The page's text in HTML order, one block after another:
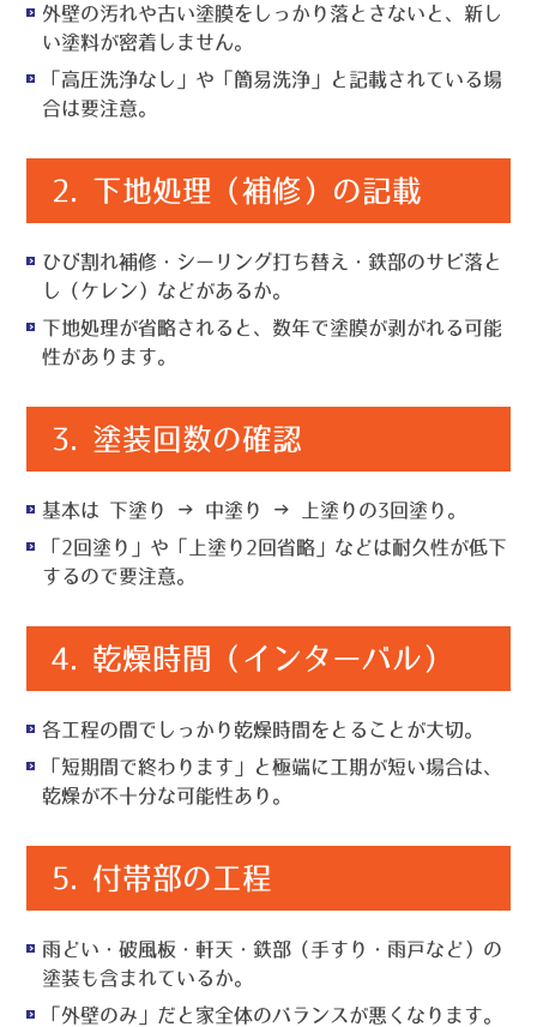
外壁の汚れや古い塗膜をしっかり落とさないと、新し
い塗料が密着しません。
「高圧洗浄なし」や「簡易洗浄」と記載されている場
合は要注意。
2. 下地処理（補修）の記載
ひび割れ補修・シーリング打ち替え・鉄部のサビ落と
し（ケレン）などがあるか。
下地処理が省略されると、数年で塗膜が剥がれる可能
性があります。
3. 塗装回数の確認
基本は 下塗り → 中塗り → 上塗りの3回塗り 。
「2回塗り」や「上塗り2回省略」などは耐久性が低下
するので要注意。
4. 乾燥時間（インターバル）
各工程の間でしっかり乾燥時間をとることが大切。
「短期間で終わります」と極端に工期が短い場合は、
乾燥が不十分な可能性あり。
5. 付帯部の工程
雨どい・破風板・軒天・鉄部（手すり・雨戸など）の
塗装も含まれているか。
「外壁のみ」だと家全体のバランスが悪くなります。